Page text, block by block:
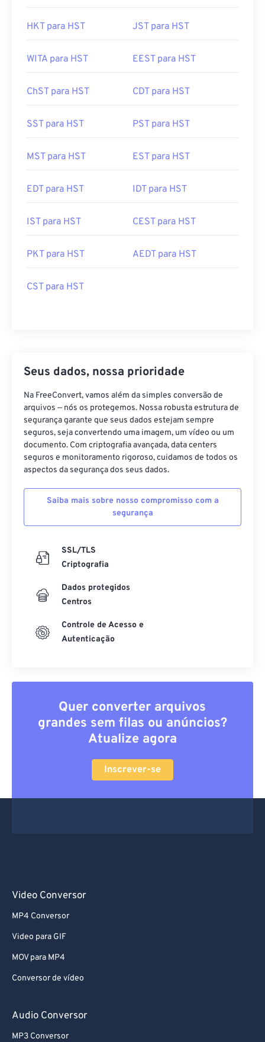
HKT para HST JST para HST
WITA para HST EEST para HST
ChST para HST CDT para HST
SST para HST PST para HST
MST para HST EST para HST
EDT para HST IDT para HST
IST para HST CEST para HST
PKT para HST AEDT para HST
CST para HST
Seus dados, nossa prioridade
Na FreeConvert, vamos além da simples conversão de
arquivos — nós os protegemos. Nossa robusta estrutura de
segurança garante que seus dados estejam sempre
seguros, seja convertendo uma imagem, um vídeo ou um
documento. Com criptografia avançada, data centers
seguros e monitoramento rigoroso, cuidamos de todos os
aspectos da segurança dos seus dados.
Saiba mais sobre nosso compromisso com a
segurança
SSL/TLS
Criptografia
Dados protegidos
Centros
Controle de Acesso e
Autenticação
Quer converter arquivos
grandes sem filas ou anúncios?
Atualize agora
Inscrever-se
Video Conversor
MP4 Conversor
Video para GIF
MOV para MP4
Conversor de vídeo
Audio Conversor
MP3 Conversor